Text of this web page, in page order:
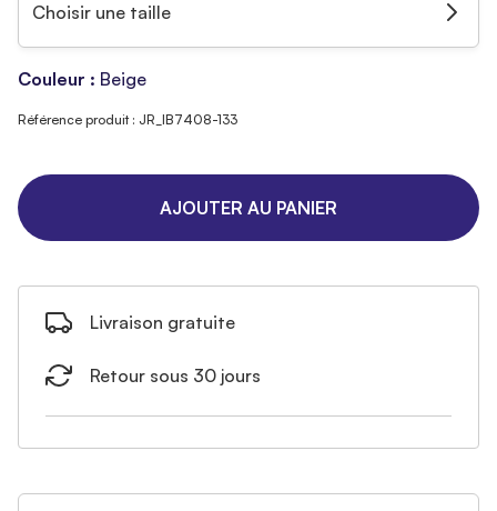
Choisir une taille
Couleur : Beige
Référence produit : JR_IB7408-133
AJOUTER AU PANIER
Livraison gratuite
Retour sous 30 jours